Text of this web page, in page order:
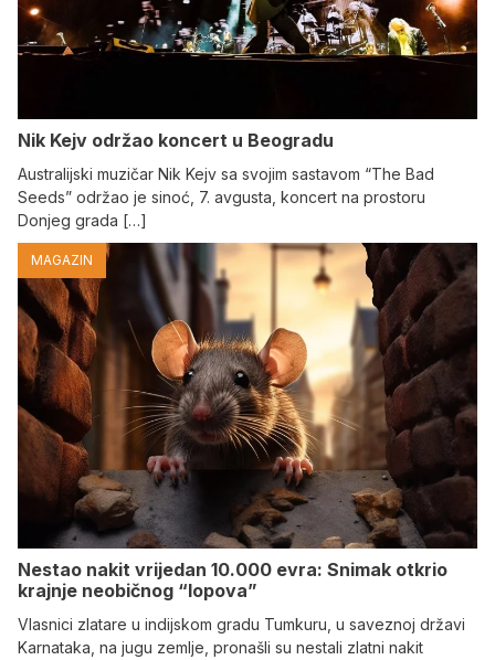
Nik Kejv održao koncert u Beogradu
Australijski muzičar Nik Kejv sa svojim sastavom “The Bad
Seeds” održao je sinoć, 7. avgusta, koncert na prostoru
Donjeg grada […]
MAGAZIN
Nestao nakit vrijedan 10.000 evra: Snimak otkrio
krajnje neobičnog “lopova”
Vlasnici zlatare u indijskom gradu Tumkuru, u saveznoj državi
Karnataka, na jugu zemlje, pronašli su nestali zlatni nakit